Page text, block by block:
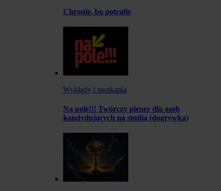
Chronię, bo potrafię
Wykłady i spotkania
Na pole!!! Twórczy plener dla osób
kandydujących na studia (dogrywka)